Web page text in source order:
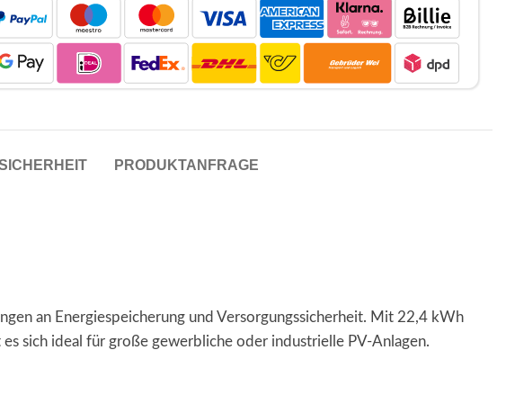
PRODUKTANFRAGE
an Energiespeicherung und Versorgungssicherheit. Mit 22,4 kWh
sich ideal für große gewerbliche oder industrielle PV-Anlagen.